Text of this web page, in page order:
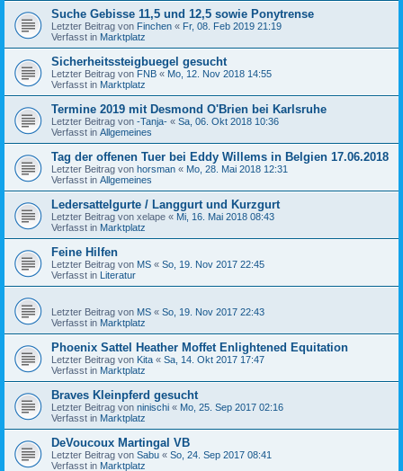
Suche Gebisse 11,5 und 12,5 sowie Ponytrense
Letzter Beitrag von Finchen « Fr, 08. Feb 2019 21:19
Verfasst in Marktplatz
Sicherheitssteigbuegel gesucht
Letzter Beitrag von FNB « Mo, 12. Nov 2018 14:55
Verfasst in Marktplatz
Termine 2019 mit Desmond O'Brien bei Karlsruhe
Letzter Beitrag von -Tanja- « Sa, 06. Okt 2018 10:36
Verfasst in Allgemeines
Tag der offenen Tuer bei Eddy Willems in Belgien 17.06.2018
Letzter Beitrag von horsman « Mo, 28. Mai 2018 12:31
Verfasst in Allgemeines
Ledersattelgurte / Langgurt und Kurzgurt
Letzter Beitrag von xelape « Mi, 16. Mai 2018 08:43
Verfasst in Marktplatz
Feine Hilfen
Letzter Beitrag von MS « So, 19. Nov 2017 22:45
Verfasst in Literatur
Letzter Beitrag von MS « So, 19. Nov 2017 22:43
Verfasst in Marktplatz
Phoenix Sattel Heather Moffet Enlightened Equitation
Letzter Beitrag von Kita « Sa, 14. Okt 2017 17:47
Verfasst in Marktplatz
Braves Kleinpferd gesucht
Letzter Beitrag von ninischi « Mo, 25. Sep 2017 02:16
Verfasst in Marktplatz
DeVoucoux Martingal VB
Letzter Beitrag von Sabu « So, 24. Sep 2017 08:41
Verfasst in Marktplatz